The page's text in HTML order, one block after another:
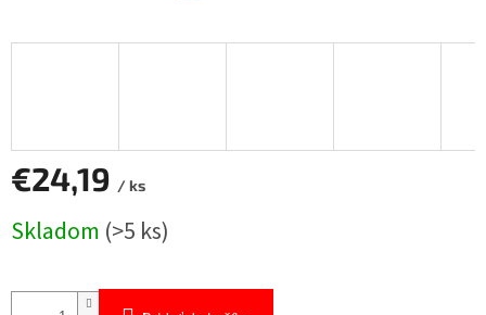
€24,19 / ks
cena:
Skladom (>5 ks)